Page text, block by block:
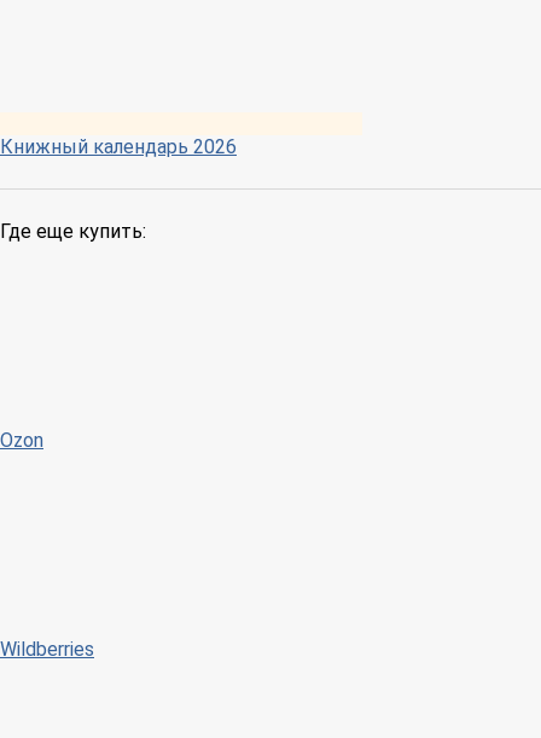
Книжный календарь 2026
Где еще купить:
Ozon
Wildberries